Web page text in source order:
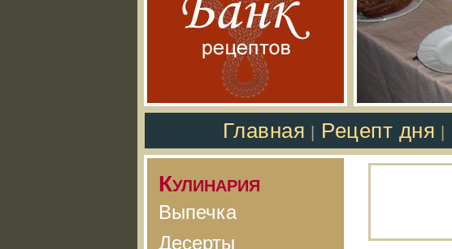
Главная Рецепт дня
Кулинария
Выпечка
Десерты